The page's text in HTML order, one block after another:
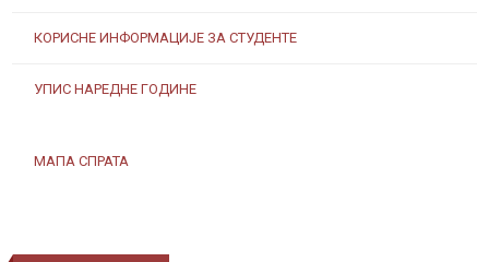
КОРИСНЕ ИНФОРМАЦИЈЕ ЗА СТУДЕНТЕ
УПИС НАРЕДНЕ ГОДИНЕ
МАПА СПРАТА